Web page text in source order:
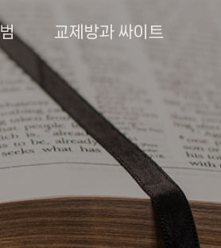
교제방과 싸이트